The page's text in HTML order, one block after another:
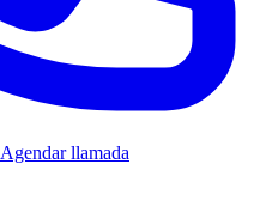
Agendar llamada